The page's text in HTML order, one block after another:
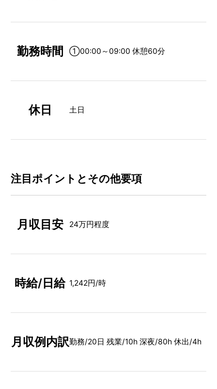
勤務時間 ①00:00～09:00 休憩60分
休日 土日
注⽬ポイントとその他要項
月収目安 24万円程度
時給/日給 1,242円/時
月収例内訳勤務/20日 残業/10h 深夜/80h 休出/4h